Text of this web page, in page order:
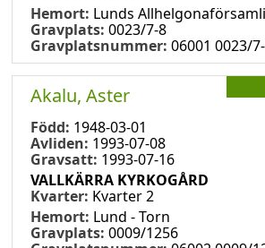
Hemort: Lunds
Gravplats: 0023/7-8
Gravplatsnummer: 06001 0023/
Akalu, Aster
Född: 1948-03-01
Avliden: 1993-07-08
Gravsatt: 1993-07-16
VALLKÄRRA KYRKOGÅRD
Kvarter: Kvarter 2
Hemort: Lund - Torn
Gravplats: 0009/1256